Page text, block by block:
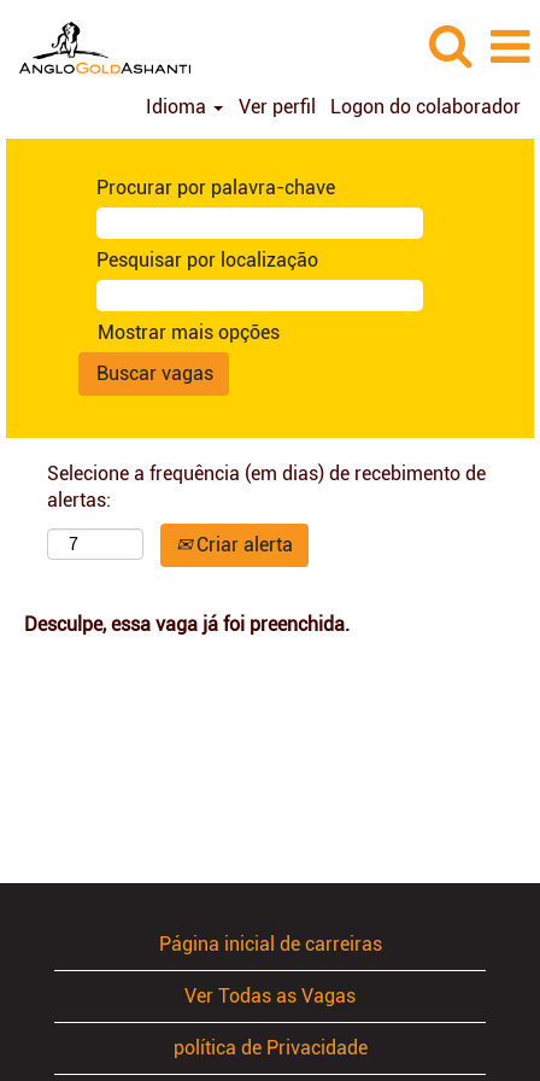
Idioma Ver perfil Logon do colaborador
Procurar por palavra-chave
Pesquisar por localização
Mostrar mais opções
Selecione a frequência (em dias) de recebimento de
alertas:
Criar alerta
Desculpe, essa vaga já foi preenchida.
Página inicial de carreiras
Ver Todas as Vagas
política de Privacidade